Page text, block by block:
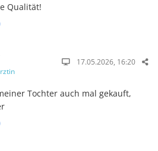
Qualität!
17.05.2026, 16:20
Tochter auch mal gekauft,